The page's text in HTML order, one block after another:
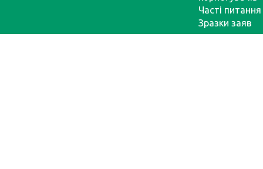
Часті питання
Зразки заяв